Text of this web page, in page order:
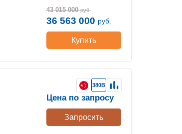
43 015 000 руб.
36 563 000 руб.
Купить
380В
Цена по запросу
Запросить